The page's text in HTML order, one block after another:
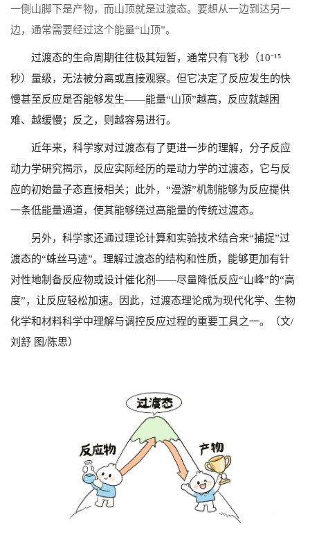
一侧山脚下是产物，而山顶就是过渡态。要想从一边到达另一
边，通常需要经过这个能量“山顶”。
过渡态的生命周期往往极其短暂，通常只有飞秒（10⁻¹⁵
秒）量级，无法被分离或直接观察。但它决定了反应发生的快
慢甚至反应是否能够发生——能量“山顶”越高，反应就越困
难、越缓慢；反之，则越容易进行。
近年来，科学家对过渡态有了更进一步的理解，分子反应
动力学研究揭示，反应实际经历的是动力学的过渡态，它与反
应的初始量子态直接相关；此外，“漫游”机制能够为反应提供
一条低能量通道，使其能够绕过高能量的传统过渡态。
另外，科学家还通过理论计算和实验技术结合来“捕捉”过
渡态的“蛛丝马迹”。理解过渡态的结构和性质，能够更加有针
对性地制备反应物或设计催化剂——尽量降低反应“山峰”的“高
度”，让反应轻松加速。因此，过渡态理论成为现代化学、生物
化学和材料科学中理解与调控反应过程的重要工具之一。（文/
刘舒 图/陈思）